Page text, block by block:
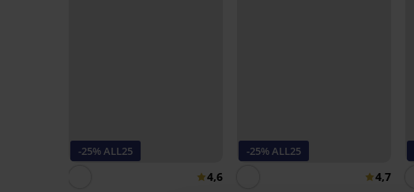
-25% ALL25
4,6
-25% ALL25
4,7